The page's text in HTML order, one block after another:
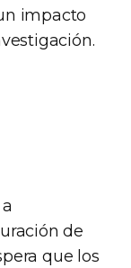
impacto
de
que los